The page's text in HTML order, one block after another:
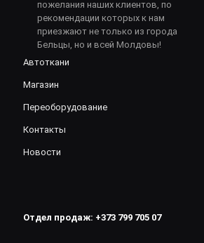
пожелания наших клиентов, по
рекомендации которых к нам
приезжают не только из города
Бельцы, но и всей Молдовы!
Автоткани
Магазин
Переоборудование
Контакты
Новости
Отдел продаж: +373 799 705 07